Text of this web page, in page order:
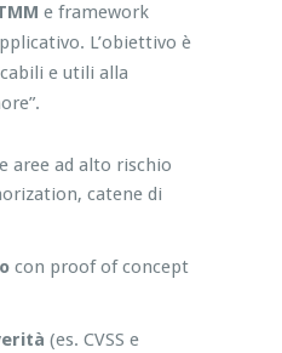
e framework
L’obiettivo è
e utili alla
aree ad alto rischio
catene di
con proof of concept
(es. CVSS e